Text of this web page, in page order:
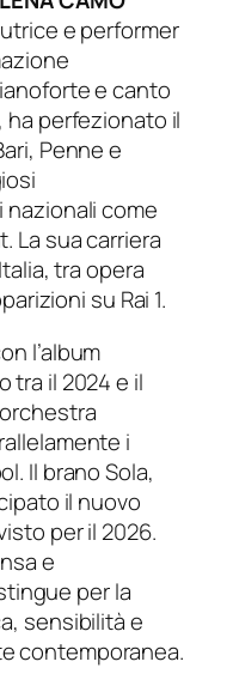
e performer
e canto
ha perfezionato il
Penne e
come
La sua carriera
tra opera
su Rai 1.
l’album
tra il 2024 e il
i
. Il branoSola,
il nuovo
per il 2026.
e
per la
sensibilità e
contemporanea.